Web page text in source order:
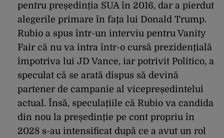
pentru președinția SUA în 2016, dar a pierdut
alegerile primare în fața lui Donald Trump.
Rubio a spus într-un interviu pentru Vanity
Fair că nu va intra într-o cursă prezidențială
împotriva lui JD Vance, iar potrivit Politico, a
speculat că se arată dispus să devină
partener de campanie al vicepreședintelui
actual. Însă, speculațiile că Rubio va candida
din nou la președinție pe cont propriu în
2028 s-au intensificat după ce a avut un rol